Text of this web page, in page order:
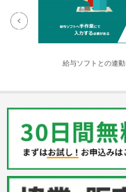
給与ソフトとの連動